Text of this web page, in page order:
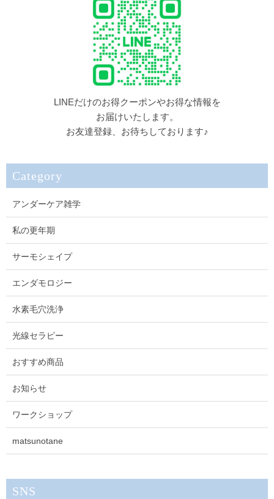
LINEだけのお得クーポンやお得な情報を
お届けいたします。
お友達登録、お待ちしております♪
Category
アンダーケア雑学
私の更年期
サーモシェイプ
エンダモロジー
水素毛穴洗浄
光線セラピー
おすすめ商品
お知らせ
ワークショップ
matsunotane
SNS